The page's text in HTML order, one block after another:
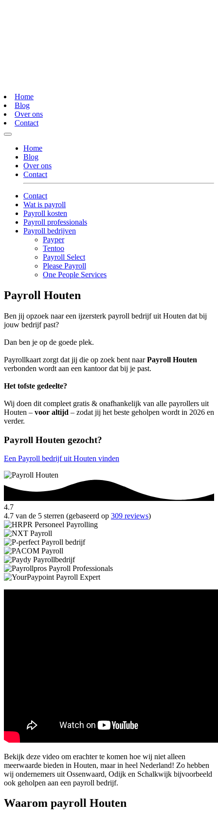
Home
Blog
Over ons
Contact
Home
Blog
Over ons
Contact
Contact
Wat is payroll
Payroll kosten
Payroll professionals
Payroll bedrijven
Payper
Tentoo
Payroll Select
Please Payroll
One People Services
Payroll Houten
Ben jij opzoek naar een ijzersterk payroll bedrijf uit Houten dat bij
jouw bedrijf past?
Dan ben je op de goede plek.
Payrollkaart zorgt dat jij die op zoek bent naarPayroll Houten
verbonden wordt aan een kantoor dat bij je past.
Het tofste gedeelte?
Wij doen dit compleet gratis & onafhankelijk van alle payrollers uit
Houten – voor altijd – zodat jij het beste geholpen wordt in 2026 en
verder.
Payroll Houten gezocht?
Een Payroll bedrijf uit Houten vinden
4.7
4.7 van de 5 sterren (gebaseerd op 309 reviews)
Bekijk deze video om erachter te komen hoe wij niet alleen
meerwaarde bieden in Houten, maar in heel Nederland! Zo hebben
wij ondernemers uit Ossenwaard, Odijk en Schalkwijk bijvoorbeeld
ook geholpen aan een payroll bedrijf.
Waarom payroll Houten